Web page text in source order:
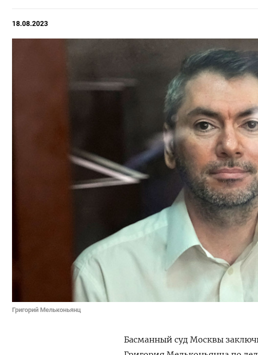
18.08.2023
Григорий Мельконьянц
Басманный суд Москвы